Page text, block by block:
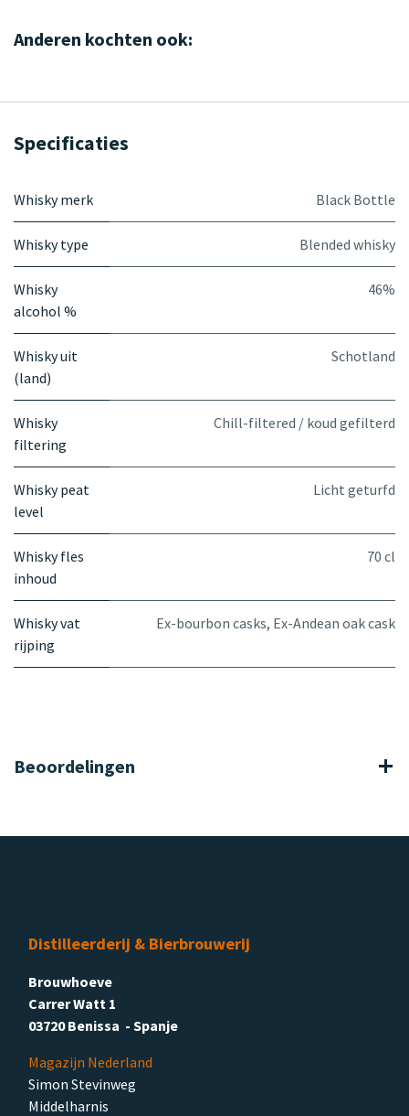
Anderen kochten ook:
Specificaties
Whisky merk Black Bottle
Whisky type Blended whisky
Whisky
alcohol %
46%
Whisky uit
(land)
Schotland
Whisky
filtering
Chill-filtered / koud gefilterd
Whisky peat
level
Licht geturfd
Whisky fles
inhoud
70 cl
Whisky vat
rijping
Ex-bourbon casks, Ex-Andean oak cask
Beoordelingen
Distilleerderij & Bierbrouwerij
Brouwhoeve
Carrer Watt 1
03720 Benissa - Spanje
Magazijn Nederland
Simon Stevinweg
Middelharnis